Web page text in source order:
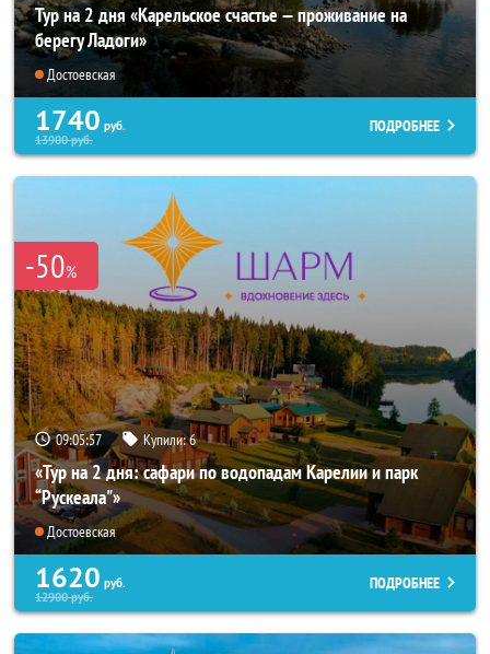
Тур на 2 дня «Карельское счастье — проживание на
берегу Ладоги»
Достоевская
1740 руб.
13900руб.
ПОДРОБНЕЕ
-50%
09:05:55 Купили:6
«Тур на 2 дня: сафари по водопадам Карелии и парк
“Рускеала"»
Достоевская
1620 руб.
12900руб.
ПОДРОБНЕЕ